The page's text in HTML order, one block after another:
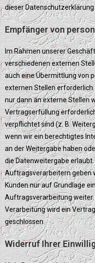
dieser
Empfänger von
Im Rahmen unserer
verschiedenen externen
auch eine Übermittlung von
externen Stellen
nur dann an externe Stellen
Vertragserfüllung
verpflichtet sind (z. B.
wenn wir ein berechtigtes
an der Weitergabe haben
die Datenweitergabe
Auftragsverarbeitern geben
Kunden nur auf Grundlage
Auftragsverarbeitung
Verarbeitung wird ein
geschlossen.
Widerruf Ihrer